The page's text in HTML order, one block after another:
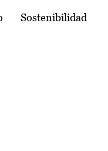
Sostenibilidad